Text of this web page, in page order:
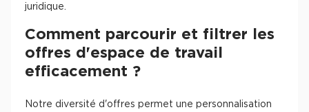
juridique.
Comment parcourir et filtrer les
offres d'espace de travail
efficacement ?
Notre diversité d'offres permet une personnalisation